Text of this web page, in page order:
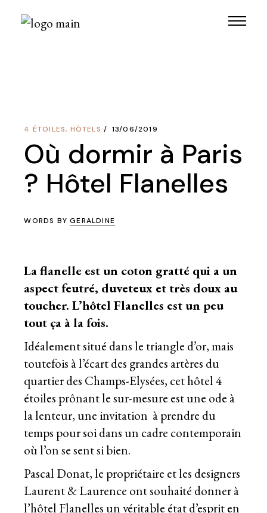
4 ÉTOILES, HÔTELS 13/06/2019
Où dormir à Paris
? Hôtel Flanelles
WORDS BYGERALDINE
La flanelle est un coton gratté qui a un
aspect feutré, duveteux et très doux au
toucher. L’hôtel Flanelles est un peu
tout ça à la fois.
Idéalement situé dans le triangle d’or, mais
toutefois à l’écart des grandes artères du
quartier des Champs-Elysées, cet hôtel 4
étoiles prônant le sur-mesure est une ode à
la lenteur, une invitation à prendre du
temps pour soi dans un cadre contemporain
où l’on se sent si bien.
Pascal Donat, le propriétaire et les designers
Laurent & Laurence ont souhaité donner à
l’hôtel Flanelles un véritable état d’esprit en